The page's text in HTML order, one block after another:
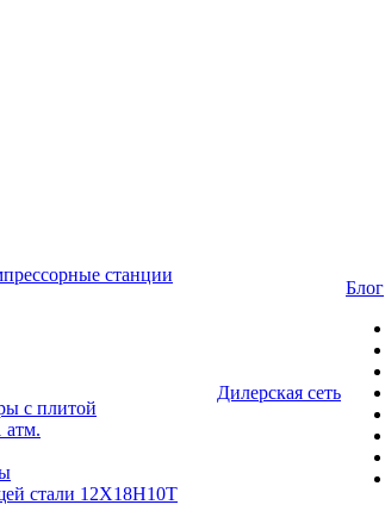
станции
с плитой
атм.
стали 12Х18Н10Т
Дилерская сеть
Блог